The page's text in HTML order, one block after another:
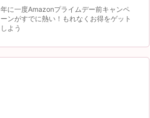
年に一度Amazonプライムデー前キャンペ
ーンがすでに熱い！もれなくお得をゲット
しよう